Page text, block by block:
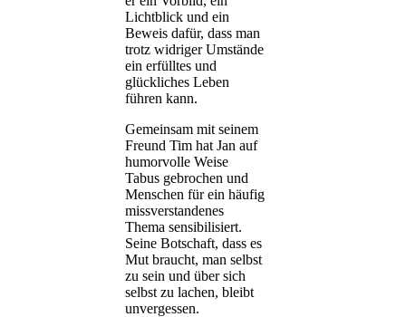
Lichtblick und ein
Beweis dafür, dass man
trotz widriger Umstände
ein erfülltes und
glückliches Leben
führen kann.
Gemeinsam mit seinem
Freund Tim hat Jan auf
humorvolle Weise
Tabus gebrochen und
Menschen für ein häufig
missverstandenes
Thema sensibilisiert.
Seine Botschaft, dass es
Mut braucht, man selbst
zu sein und über sich
selbst zu lachen, bleibt
unvergessen.